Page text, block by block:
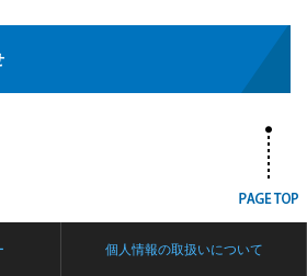
個人情報の取扱いについて